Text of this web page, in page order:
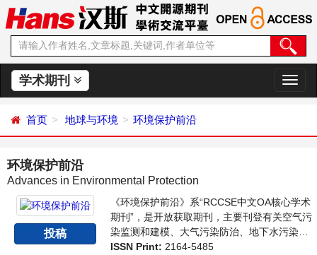
学术期刊
切
换
首页 地球与环境 环境保护前沿
环境保护前沿
Advances in Environmental Protection
投稿
《环境保护前沿》系“RCCSE中文OA核心学术
期刊”，是开放获取期刊，主要刊登有关空气污
染监测和建模、大气污染防治、地下水污染控
制等领域的最新论文，反映国内外该领域的最
ISSN Print: 2164-5485